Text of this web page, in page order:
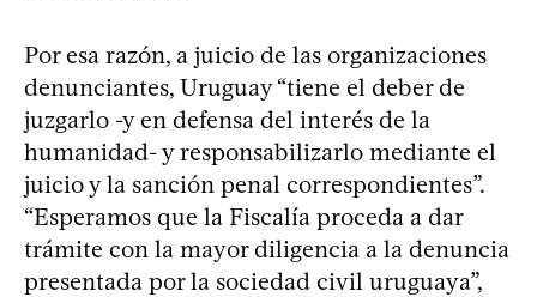
Por esa razón, a juicio de las organizaciones
denunciantes, Uruguay “tiene el deber de
juzgarlo -y en defensa del interés de la
humanidad- y responsabilizarlo mediante el
juicio y la sanción penal correspondientes”.
“Esperamos que la Fiscalía proceda a dar
trámite con la mayor diligencia a la denuncia
presentada por la sociedad civil uruguaya”,